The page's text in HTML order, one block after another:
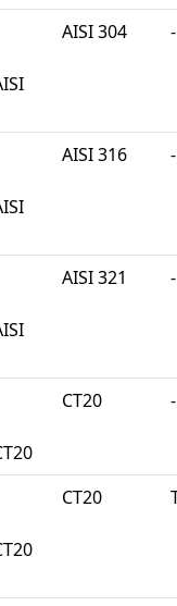
AISI 304 -
AISI 316 -
AISI 321 -
СТ20 -
СТ20